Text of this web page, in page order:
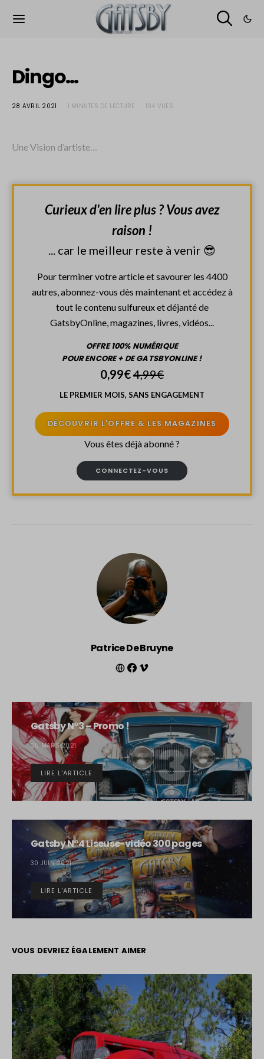
Dingo…
28 AVRIL 2021 1 MINUTES DE LECTURE 104 VUES
Une Vision d’artiste…
Curieux d'en lire plus ? Vous avez
raison !
... car le meilleur reste à venir 😎
Pour terminer votre article et savourer les 4400
autres, abonnez-vous dès maintenant et accédez à
tout le contenu sulfureux et déjanté de
GatsbyOnline, magazines, livres, vidéos...
OFFRE 100% NUMÉRIQUE
POUR ENCORE + DE GATSBYONLINE !
0,99€4,99€
LE PREMIER MOIS, SANS ENGAGEMENT
DÉCOUVRIR L'OFFRE & LES MAGAZINES
Vous êtes déjà abonné ?
CONNECTEZ-VOUS
Patrice De Bruyne
Gatsby N°3 – Promo !
25 MARS 2021
LIRE L'ARTICLE
Gatsby N°4 Liseuse-vidéo 300 pages
30 JUIN 2021
LIRE L'ARTICLE
VOUS DEVRIEZ ÉGALEMENT AIMER
Cookies management panel